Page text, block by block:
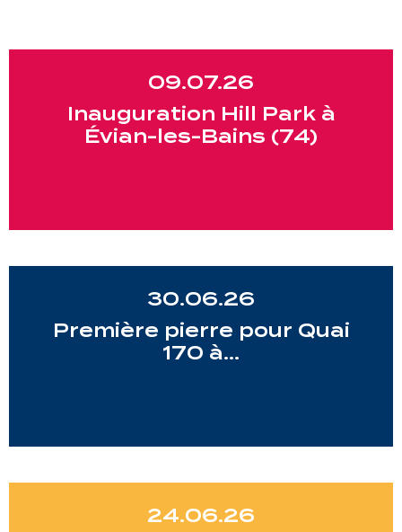
09.07.26
Inauguration Hill Park à
Évian-les-Bains (74)
30.06.26
Première pierre pour Quai
170 à…
24.06.26